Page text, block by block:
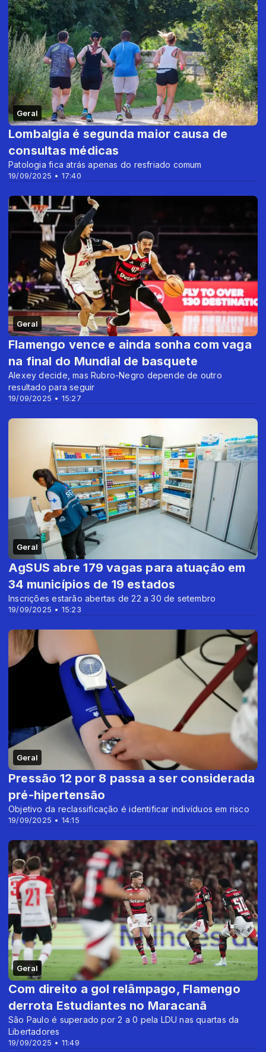
Geral
19/09/2025 • 17:40
Lombalgia é segunda maior causa de
consultas médicas
Patologia fica atrás apenas do resfriado comum
Geral
19/09/2025 • 15:27
Flamengo vence e ainda sonha com vaga
na final do Mundial de basquete
Alexey decide, mas Rubro-Negro depende de outro
resultado para seguir
Geral
19/09/2025 • 15:23
AgSUS abre 179 vagas para atuação em
34 municípios de 19 estados
Inscrições estarão abertas de 22 a 30 de setembro
Geral
19/09/2025 • 14:15
Pressão 12 por 8 passa a ser considerada
pré-hipertensão
Objetivo da reclassificação é identificar indivíduos em risco
Geral
19/09/2025 • 11:49
Com direito a gol relâmpago, Flamengo
derrota Estudiantes no Maracanã
São Paulo é superado por 2 a 0 pela LDU nas quartas da
Libertadores